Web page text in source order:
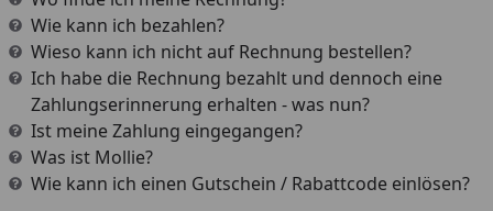
Wie kann ich bezahlen?
Wieso kann ich nicht auf Rechnung bestellen?
Ich habe die Rechnung bezahlt und dennoch eine
Zahlungserinnerung erhalten - was nun?
Ist meine Zahlung eingegangen?
Was ist Mollie?
Wie kann ich einen Gutschein / Rabattcode einlösen?